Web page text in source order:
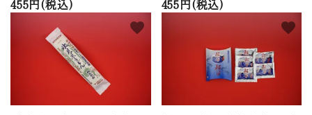
455円(税込) 455円(税込)
favorite favorite